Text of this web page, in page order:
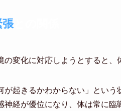
張
の変化に対応しようとすると、
が起きるかわからない」とい
神経が優位になり、体は常に臨